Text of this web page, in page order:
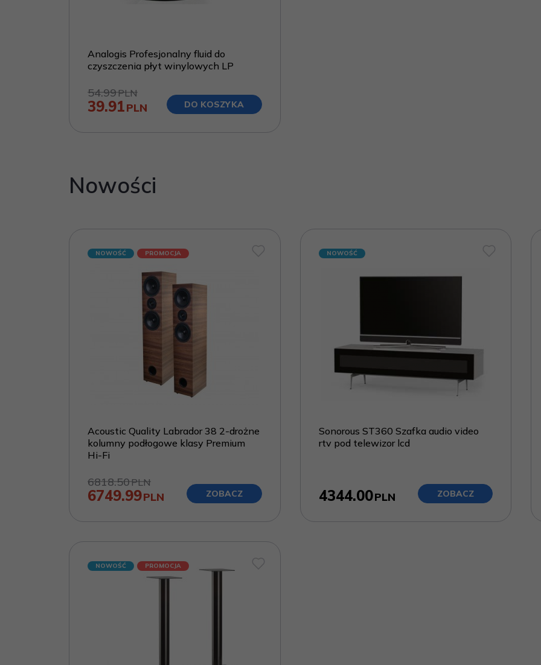
Analogis Profesjonalny fluid do
czyszczenia płyt winylowych LP
54.99PLN
39.91PLN DO KOSZYKA
Nowości
NOWOŚĆ PROMOCJA
Acoustic Quality Labrador 38 2-drożne
kolumny podłogowe klasy Premium
Hi-Fi
6818.50PLN
6749.99PLN ZOBACZ
NOWOŚĆ
Sonorous ST360 Szafka audio video
rtv pod telewizor lcd
4344.00PLN ZOBACZ
NOWOŚĆ PROMOCJA